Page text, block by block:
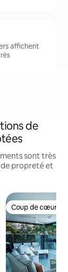
affichent
de
sont très
propreté et
Coup de cœur
Coup de cœur